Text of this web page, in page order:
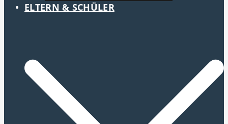
ELTERN & SCHÜLER